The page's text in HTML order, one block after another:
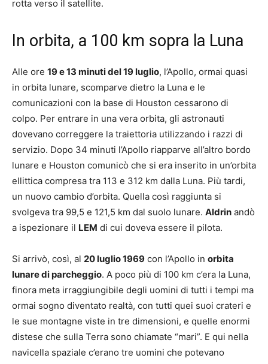
rotta verso il satellite.
In orbita, a 100 km sopra la Luna
Alle ore 19 e 13 minuti del 19 luglio, l’Apollo, ormai quasi
in orbita lunare, scomparve dietro la Luna e le
comunicazioni con la base di Houston cessarono di
colpo. Per entrare in una vera orbita, gli astronauti
dovevano correggere la traiettoria utilizzando i razzi di
servizio. Dopo 34 minuti l’Apollo riapparve all’altro bordo
lunare e Houston comunicò che si era inserito in un’orbita
ellittica compresa tra 113 e 312 km dalla Luna. Più tardi,
un nuovo cambio d’orbita. Quella così raggiunta si
svolgeva tra 99,5 e 121,5 km dal suolo lunare. Aldrin andò
a ispezionare il LEM di cui doveva essere il pilota.
Si arrivò, così, al 20 luglio 1969 con l’Apollo in orbita
lunare di parcheggio. A poco più di 100 km c’era la Luna,
finora meta irraggiungibile degli uomini di tutti i tempi ma
ormai sogno diventato realtà, con tutti quei suoi crateri e
le sue montagne viste in tre dimensioni, e quelle enormi
distese che sulla Terra sono chiamate “mari”. E qui nella
navicella spaziale c’erano tre uomini che potevano